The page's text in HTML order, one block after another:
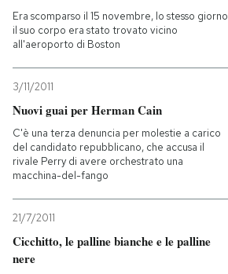
Era scomparso il 15 novembre, lo stesso giorno
il suo corpo era stato trovato vicino
all'aeroporto di Boston
3/11/2011
Nuovi guai per Herman Cain
C'è una terza denuncia per molestie a carico
del candidato repubblicano, che accusa il
rivale Perry di avere orchestrato una
macchina-del-fango
21/7/2011
Cicchitto, le palline bianche e le palline
nere